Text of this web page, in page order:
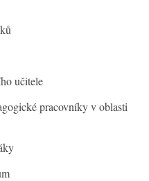
učitele
pracovníky v oblasti